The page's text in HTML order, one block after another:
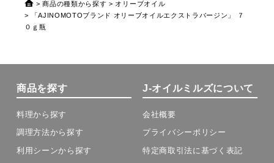
商品の種類から探す
オリーブオイル
「AJINOMOTOブランド オリーブオイルエクストラバージン」 ７
０ｇ瓶
商品を探す
料理から探す
調理方法から探す
利用シーンから探す
J-オイルミルズについて
会社概要
プライバシーポリシー
特定商取引法に基づく表記